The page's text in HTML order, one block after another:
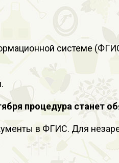
системе
процедура станет
в ФГИС. Для